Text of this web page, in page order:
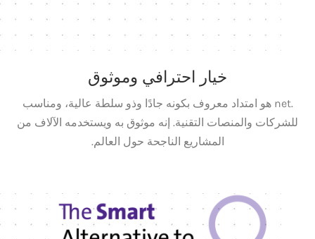
خيار احترافي وموثوق
.net هو امتداد معروف بكونه جادًا وذو سلطة عالية، ومناسب
للشركات والمنصات التقنية. إنه موثوق به ويستخدمه الآلاف من
المشاريع الناجحة حول العالم.